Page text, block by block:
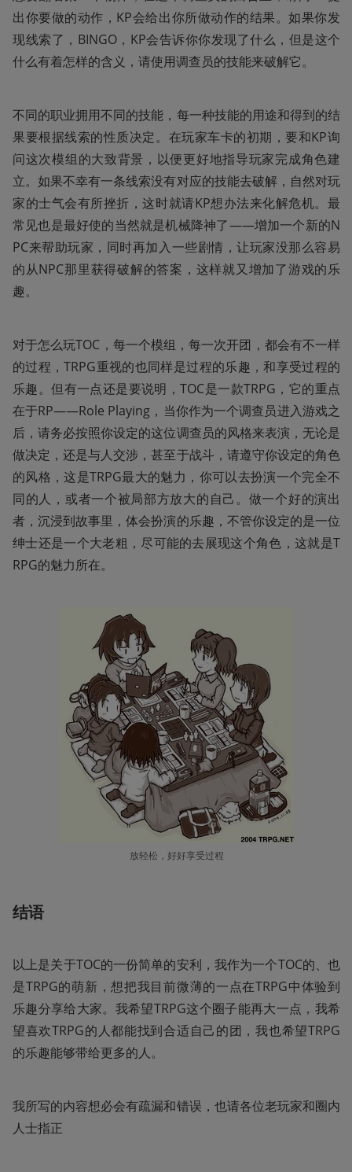
出你要做的动作，KP会给出你所做动作的结果。如果你发
现线索了，BINGO，KP会告诉你你发现了什么，但是这个
什么有着怎样的含义，请使用调查员的技能来破解它。
不同的职业拥用不同的技能，每一种技能的用途和得到的结
果要根据线索的性质决定。在玩家车卡的初期，要和KP询
问这次模组的大致背景，以便更好地指导玩家完成角色建
立。如果不幸有一条线索没有对应的技能去破解，自然对玩
家的士气会有所挫折，这时就请KP想办法来化解危机。最
常见也是最好使的当然就是机械降神了——增加一个新的N
PC来帮助玩家，同时再加入一些剧情，让玩家没那么容易
的从NPC那里获得破解的答案，这样就又增加了游戏的乐
趣。
对于怎么玩TOC，每一个模组，每一次开团，都会有不一样
的过程，TRPG重视的也同样是过程的乐趣，和享受过程的
乐趣。但有一点还是要说明，TOC是一款TRPG，它的重点
在于RP——Role Playing，当你作为一个调查员进入游戏之
后，请务必按照你设定的这位调查员的风格来表演，无论是
做决定，还是与人交涉，甚至于战斗，请遵守你设定的角色
的风格，这是TRPG最大的魅力，你可以去扮演一个完全不
同的人，或者一个被局部方放大的自己。做一个好的演出
者，沉浸到故事里，体会扮演的乐趣，不管你设定的是一位
绅士还是一个大老粗，尽可能的去展现这个角色，这就是T
RPG的魅力所在。
放轻松，好好享受过程
结语
以上是关于TOC的一份简单的安利，我作为一个TOC的、也
是TRPG的萌新，想把我目前微薄的一点在TRPG中体验到
乐趣分享给大家。我希望TRPG这个圈子能再大一点，我希
望喜欢TRPG的人都能找到合适自己的团，我也希望TRPG
的乐趣能够带给更多的人。
我所写的内容想必会有疏漏和错误，也请各位老玩家和圈内
人士指正